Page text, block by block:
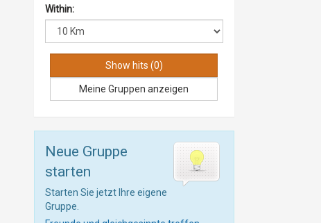
Within:
Meine Gruppen anzeigen
Neue Gruppe
starten
Starten Sie jetzt Ihre eigene
Gruppe.